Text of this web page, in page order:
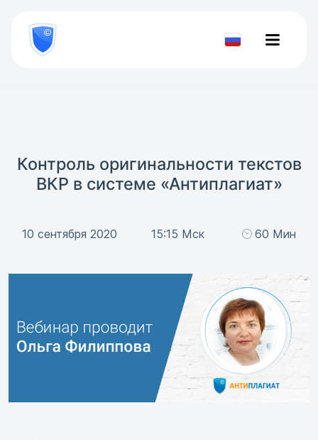
800
777-
81-Проверить
Контроль оригинальности текстов
ВКР в системе «Антиплагиат»
10 сентября 2020 15:15 Мск 60 Мин